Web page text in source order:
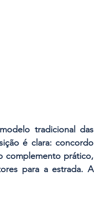
tradicional das
é clara: concordo
complemento prático,
para a estrada. A